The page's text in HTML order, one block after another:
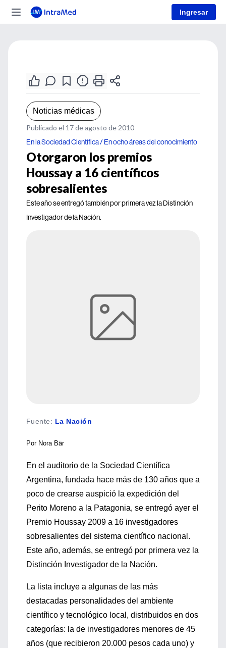
Ingresar
Noticias médicas
Publicado el 17 de agosto de 2010
En la Sociedad Científica / En ocho áreas del conocimiento
Otorgaron los premios
Houssay a 16 científicos
sobresalientes
Este año se entregó también por primera vez la Distinción
Investigador de la Nación.
Fuente: La Nación
Por Nora Bär
En el auditorio de la Sociedad Científica
Argentina, fundada hace más de 130 años que a
poco de crearse auspició la expedición del
Perito Moreno a la Patagonia, se entregó ayer el
Premio Houssay 2009 a 16 investigadores
sobresalientes del sistema científico nacional.
Este año, además, se entregó por primera vez la
Distinción Investigador de la Nación.
La lista incluye a algunas de las más
destacadas personalidades del ambiente
científico y tecnológico local, distribuidos en dos
categorías: la de investigadores menores de 45
años (que recibieron 20.000 pesos cada uno) y